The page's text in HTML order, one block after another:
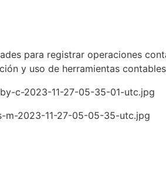
para registrar operaciones
y uso de herramientas